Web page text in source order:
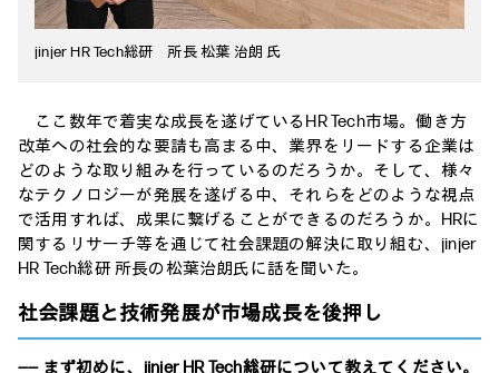
jinjer HR Tech総研 所長 松葉 治朗 氏
ここ数年で着実な成長を遂げているHR Tech市場。働き方
改革への社会的な要請も高まる中、業界をリードする企業は
どのような取り組みを行っているのだろうか。そして、様々
なテクノロジーが発展を遂げる中、それらをどのような視点
で活用すれば、成果に繋げることができるのだろうか。HRに
関するリサーチ等を通じて社会課題の解決に取り組む、jinjer
HR Tech総研 所長の松葉治朗氏に話を聞いた。
社会課題と技術発展が市場成長を後押し
―― まず初めに、jinjer HR Tech総研について教えてください。